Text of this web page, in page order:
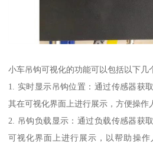
小车吊钩可视化的功能可以包括以下几
1. 实时显示吊钩位置：通过传感器获
其在可视化界面上进行展示，方便操作
2. 吊钩负载显示：通过负载传感器获
可视化界面上进行展示，以帮助操